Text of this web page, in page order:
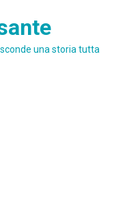
una storia tutta